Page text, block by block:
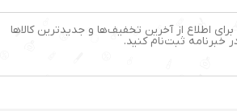
ضد
جنس تیغه : استیل ضد زنگ
اندازه اصلاح با شانه ابرو :
0/5 میلی متر
اطلاع از آخرین تخفیف‌ها و جدیدترین کالاها
خبرنامه ثبت‌نام کنید.